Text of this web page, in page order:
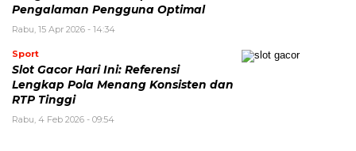
Pengalaman Pengguna Optimal
Rabu, 15 Apr 2026 - 14:34
Sport
Slot Gacor Hari Ini: Referensi
Lengkap Pola Menang Konsisten dan
RTP Tinggi
Rabu, 4 Feb 2026 - 09:54